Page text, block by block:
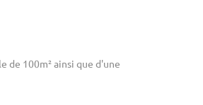
de 100m² ainsi que d'une